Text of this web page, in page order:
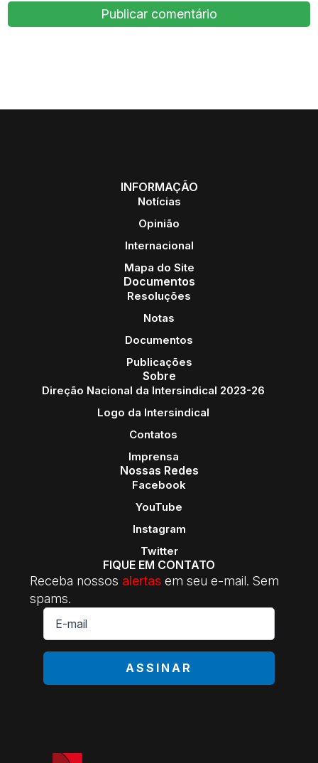
INFORMAÇÃO
Notícias
Opinião
Internacional
Mapa do Site
Documentos
Resoluções
Notas
Documentos
Publicações
Sobre
Direção Nacional da Intersindical 2023-26
Logo da Intersindical
Contatos
Imprensa
Nossas Redes
Facebook
YouTube
Instagram
Twitter
FIQUE EM CONTATO
Receba nossos alertas em seu e-mail. Sem
spams.
E-
mail
*
ASSINAR